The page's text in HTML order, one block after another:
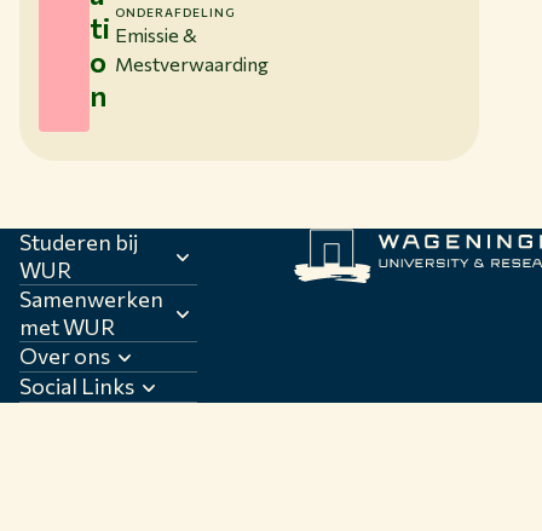
ti
o
n
ONDERAFDELING
Emissie &
Mestverwaarding
Studeren bij
WUR
Samenwerken
met WUR
Over ons
Social Links